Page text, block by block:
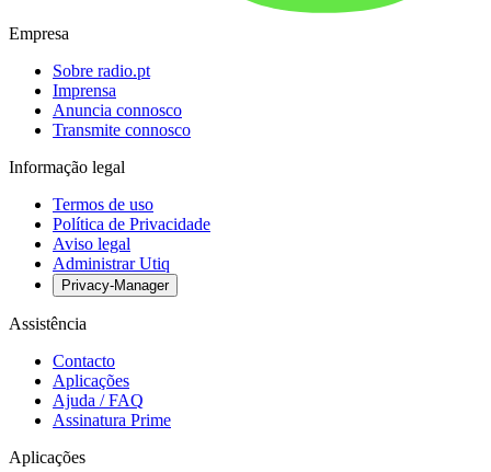
Empresa
Sobre radio.pt
Imprensa
Anuncia connosco
Transmite connosco
Informação legal
Termos de uso
Política de Privacidade
Aviso legal
Administrar Utiq
Privacy-Manager
Assistência
Contacto
Aplicações
Ajuda / FAQ
Assinatura Prime
Aplicações